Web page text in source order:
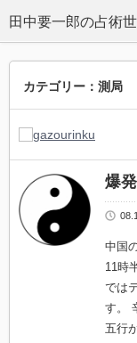
カテゴリー：測局
爆発
中国
11時
では
す。
五行